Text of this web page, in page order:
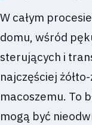
W całym
domu, wśród
sterujących i
najczęściej
macoszemu. To
mogą być